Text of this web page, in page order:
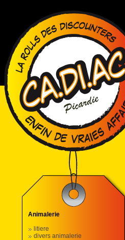
Animalerie
litiere
divers animalerie